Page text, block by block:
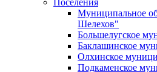
Муниципальное
Шелехов"
Большелугское
Баклашинское
Олхинское
Подкаменское